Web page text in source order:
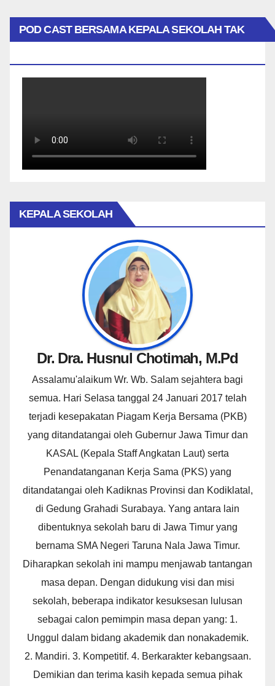
POD CAST BERSAMA KEPALA SEKOLAH TAK
KEPALA SEKOLAH
Dr. Dra. Husnul Chotimah, M.Pd
Assalamu'alaikum Wr. Wb. Salam sejahtera bagi
semua. Hari Selasa tanggal 24 Januari 2017 telah
terjadi kesepakatan Piagam Kerja Bersama (PKB)
yang ditandatangai oleh Gubernur Jawa Timur dan
KASAL (Kepala Staff Angkatan Laut) serta
Penandatanganan Kerja Sama (PKS) yang
ditandatangai oleh Kadiknas Provinsi dan Kodiklatal,
di Gedung Grahadi Surabaya. Yang antara lain
dibentuknya sekolah baru di Jawa Timur yang
bernama SMA Negeri Taruna Nala Jawa Timur.
Diharapkan sekolah ini mampu menjawab tantangan
masa depan. Dengan didukung visi dan misi
sekolah, beberapa indikator kesuksesan lulusan
sebagai calon pemimpin masa depan yang: 1.
Unggul dalam bidang akademik dan nonakademik.
2. Mandiri. 3. Kompetitif. 4. Berkarakter kebangsaan.
Demikian dan terima kasih kepada semua pihak